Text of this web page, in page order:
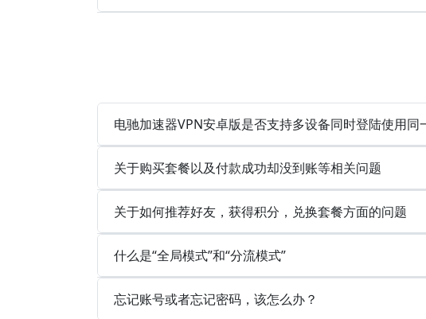
电驰加速器VPN安卓版是否支持多设备同时登陆使用同
关于购买套餐以及付款成功却没到账等相关问题
关于如何推荐好友，获得积分，兑换套餐方面的问题
什么是“全局模式”和“分流模式”
忘记账号或者忘记密码，该怎么办？